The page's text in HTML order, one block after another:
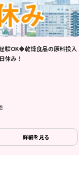
験OK◆乾燥食品の原料投入
休み！
詳細を見る